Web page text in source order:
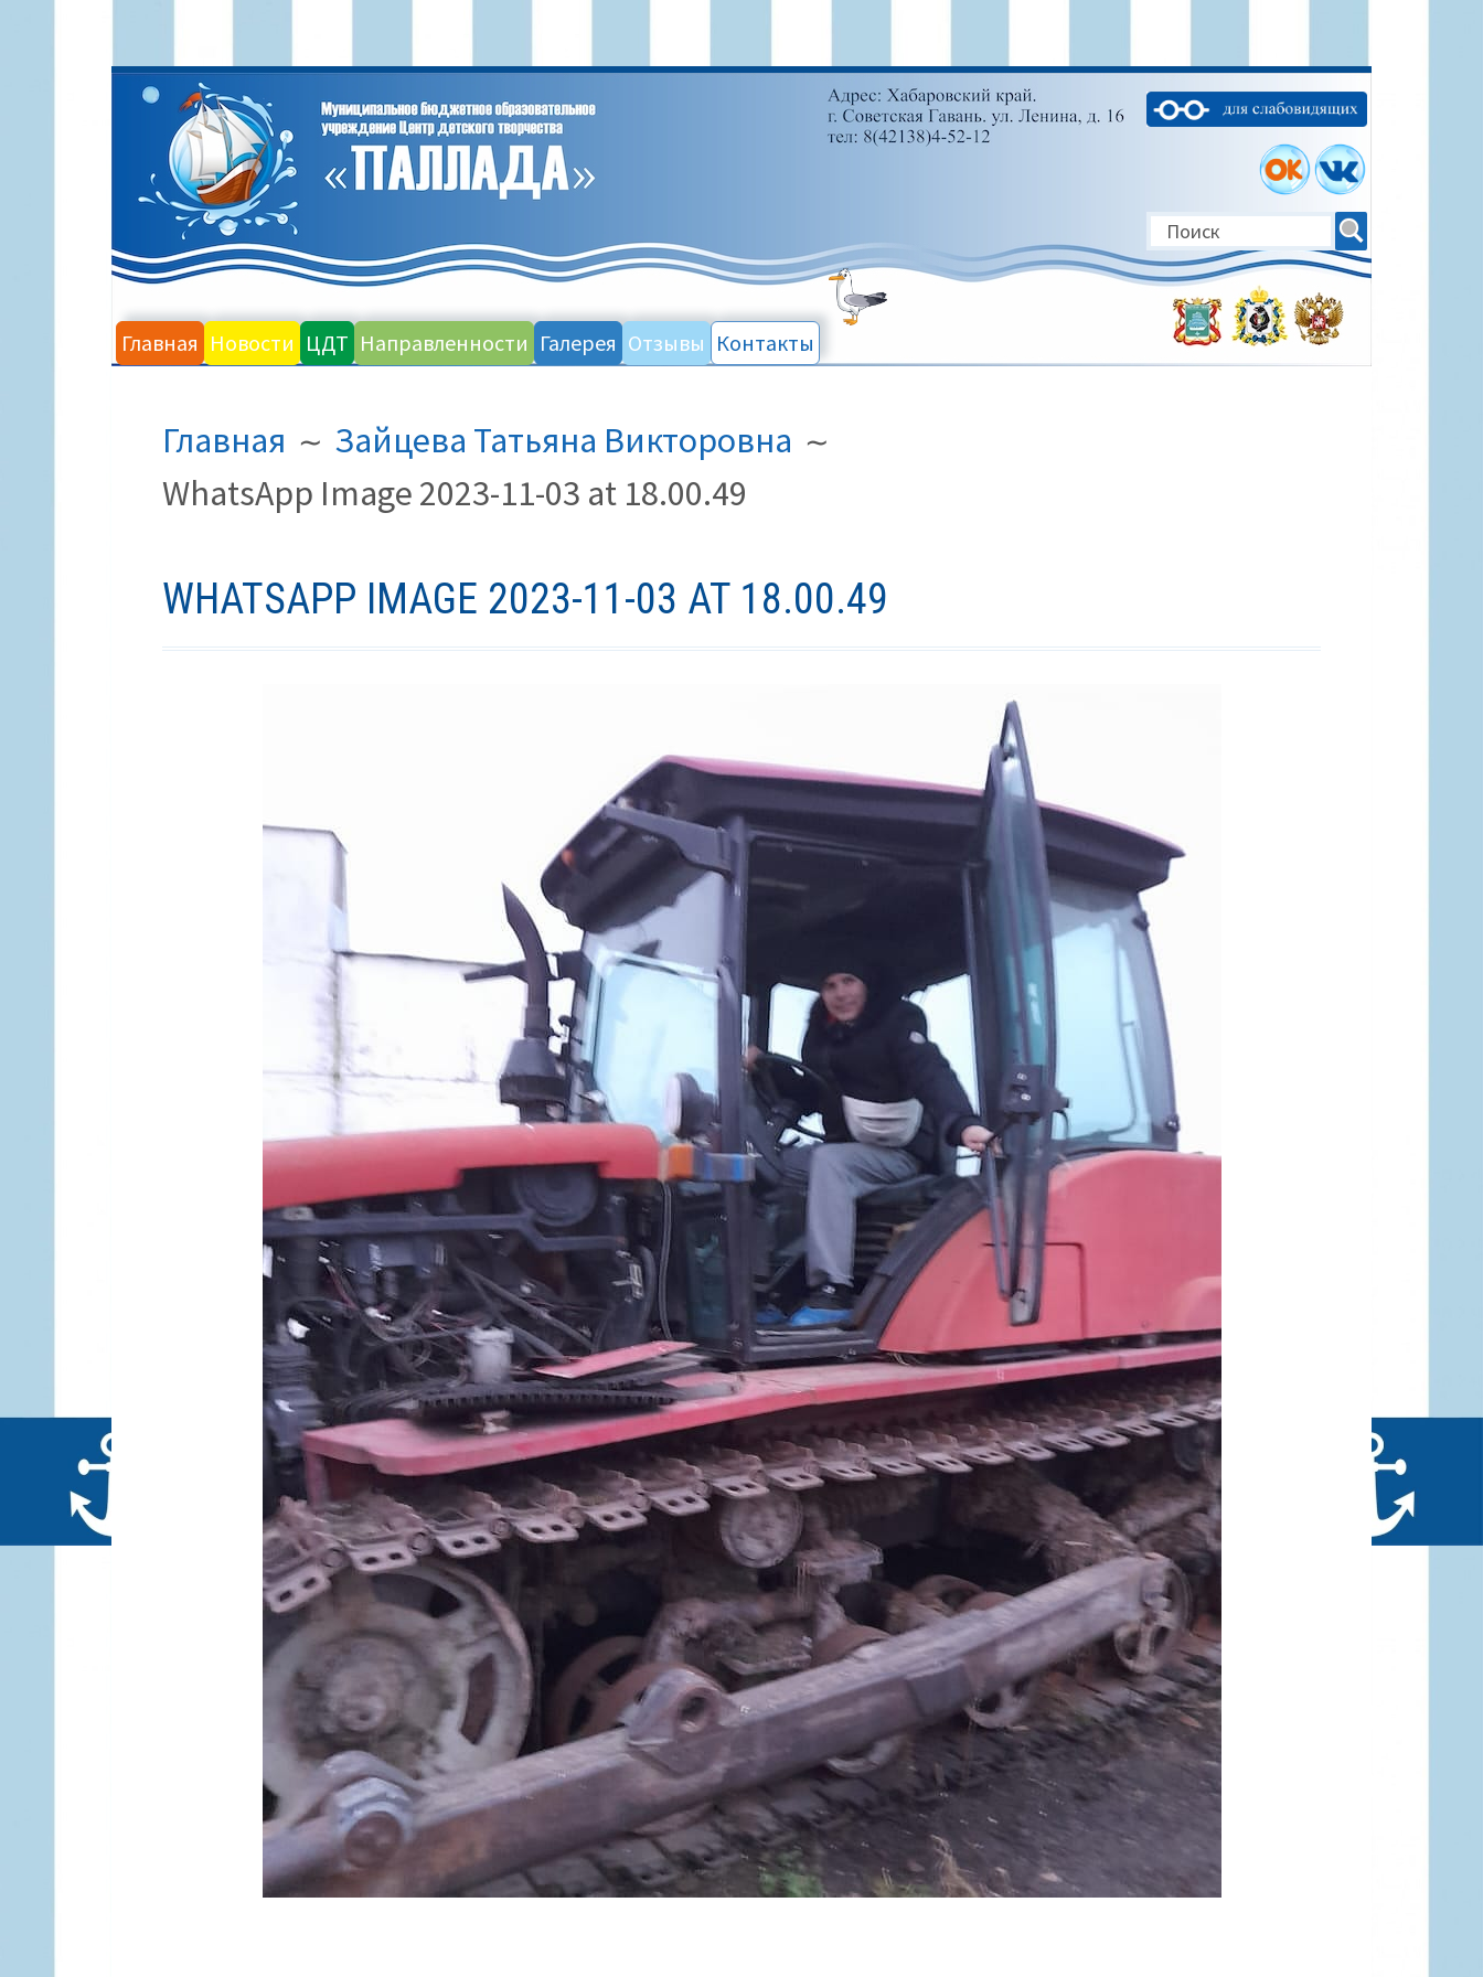
Перейти
содержимому
Главная Новости ЦДТ Направленности Галерея Отзывы Контакты
САЙТЕ
Главная
Зайцева Татьяна Викторовна
WhatsApp Image 2023-11-03 at 18.00.49
WHATSAPP IMAGE 2023-11-03 AT 18.00.49